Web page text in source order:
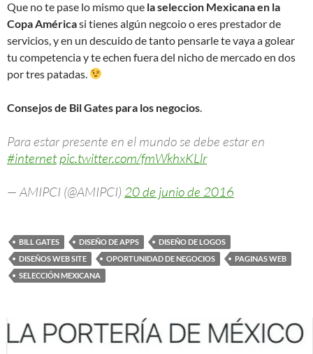
Que no te pase lo mismo que la seleccion Mexicana en la
Copa Américasi tienes algún negcoio o eres prestador de
servicios, y en un descuido de tanto pensarle te vaya a golear
tu competencia y te echen fuera del nicho de mercado en dos
por tres patadas.
Consejos de Bil Gates para los negocios.
Para estar presente en el mundo se debe estar en
#internet pic.twitter.com/fmWkhxKLlr
— AMIPCI (@AMIPCI) 20 de junio de 2016
BILL GATES DISEÑO DE APPS
DISEÑO DE LOGOS
DISEÑOS WEB SITE
OPORTUNIDAD DE NEGOCIOS
PAGINAS WEB
SELECCIÓN MEXICANA